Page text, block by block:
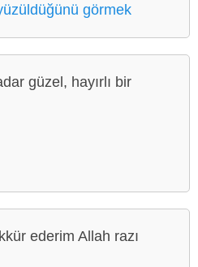
görmek
güzel, hayırlı bir
ederim Allah razı